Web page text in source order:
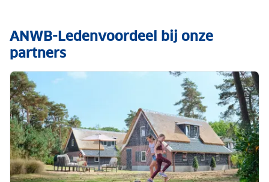
ANWB-Ledenvoordeel bij onze
partners